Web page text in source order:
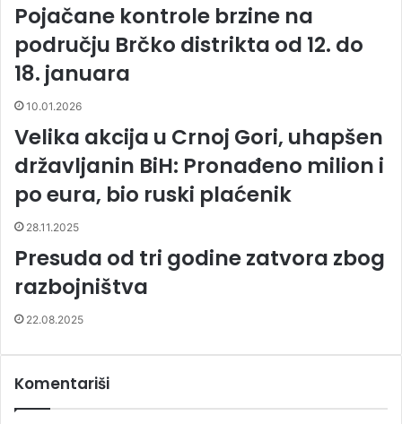
Pojačane kontrole brzine na
području Brčko distrikta od 12. do
18. januara
10.01.2026
Velika akcija u Crnoj Gori, uhapšen
državljanin BiH: Pronađeno milion i
po eura, bio ruski plaćenik
28.11.2025
Presuda od tri godine zatvora zbog
razbojništva
22.08.2025
Komentariši